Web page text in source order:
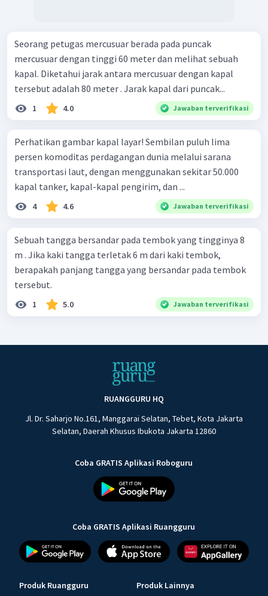
Seorang petugas mercusuar berada pada puncak
mercusuar dengan tinggi 60 meter dan melihat sebuah
kapal. Diketahui jarak antara mercusuar dengan kapal
tersebut adalah 80 meter . Jarak kapal dari puncak...
1 4.0 Jawaban terverifikasi
Perhatikan gambar kapal layar! Sembilan puluh lima
persen komoditas perdagangan dunia melalui sarana
transportasi laut, dengan menggunakan sekitar 50.000
kapal tanker, kapal-kapal pengirim, dan ...
4 4.6 Jawaban terverifikasi
Sebuah tangga bersandar pada tembok yang tingginya 8
m . Jika kaki tangga terletak 6 m dari kaki tembok,
berapakah panjang tangga yang bersandar pada tembok
tersebut.
1 5.0 Jawaban terverifikasi
RUANGGURU HQ
Jl. Dr. Saharjo No.161, Manggarai Selatan, Tebet, Kota Jakarta
Selatan, Daerah Khusus Ibukota Jakarta 12860
Coba GRATIS Aplikasi Roboguru
Coba GRATIS Aplikasi Ruangguru
Produk Ruangguru Produk Lainnya